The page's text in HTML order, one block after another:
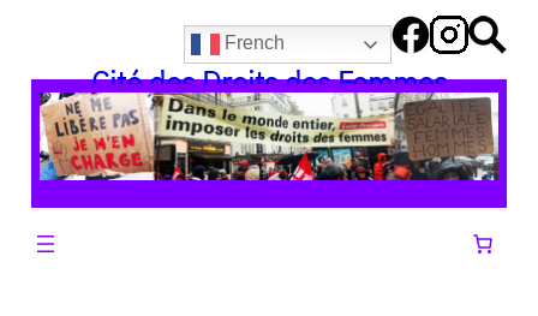
contenu
French
Cité des Droits des Femmes